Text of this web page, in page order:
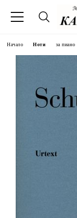
Начало Ноти за пиано